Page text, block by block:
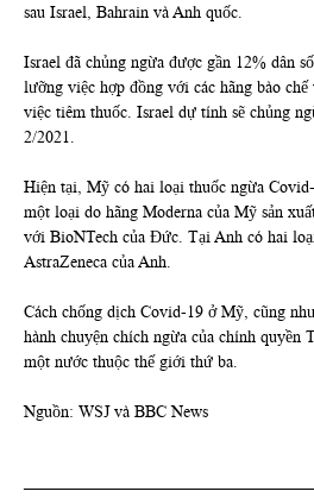
sau Israel, Bahrain và Anh quốc.
Israel đã chủng ngừa được gần 12% dân
lưỡng việc hợp đồng với các hãng bào
việc tiêm thuốc. Israel dự tính sẽ chủng
2/2021.
Hiện tại, Mỹ có hai loại thuốc ngừa
một loại do hãng Moderna của Mỹ sản
với BioNTech của Đức. Tại Anh có hai
AstraZeneca của Anh.
Cách chống dịch Covid-19 ở Mỹ, cũng
hành chuyện chích ngừa của chính
một nước thuộc thế giới thứ ba.
Nguồn: WSJ và BBC News